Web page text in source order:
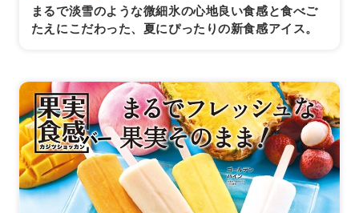
まるで淡雪のような微細氷の心地良い食感と食べご
たえにこだわった、夏にぴったりの新食感アイス。